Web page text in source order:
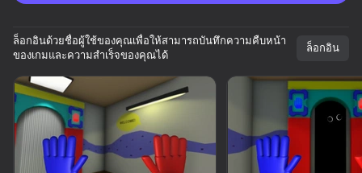
หมุนอุปกรณ์
เกมนี้รองรับเฉพาะการวางแนว
แบบ แนวนอน
ล็อกอินด้วยชื่อผู้ใช้ของคุณเพื่อให้สามารถบันทึกความคืบหน้า
ของเกมและความสำเร็จของคุณได้
ล็อกอิน